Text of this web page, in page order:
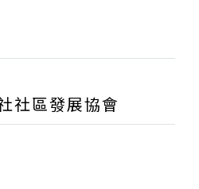
社區發展協會